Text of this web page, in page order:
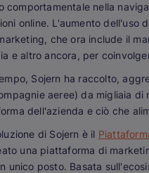
comportamentale nella
online. L'aumento dell'uso
che ora include il
e altro ancora, per
Sojern ha raccolto,
aeree) da migliaia
dell'azienda e ciò che
di Sojern è il
una piattaforma di
unico posto. Basata